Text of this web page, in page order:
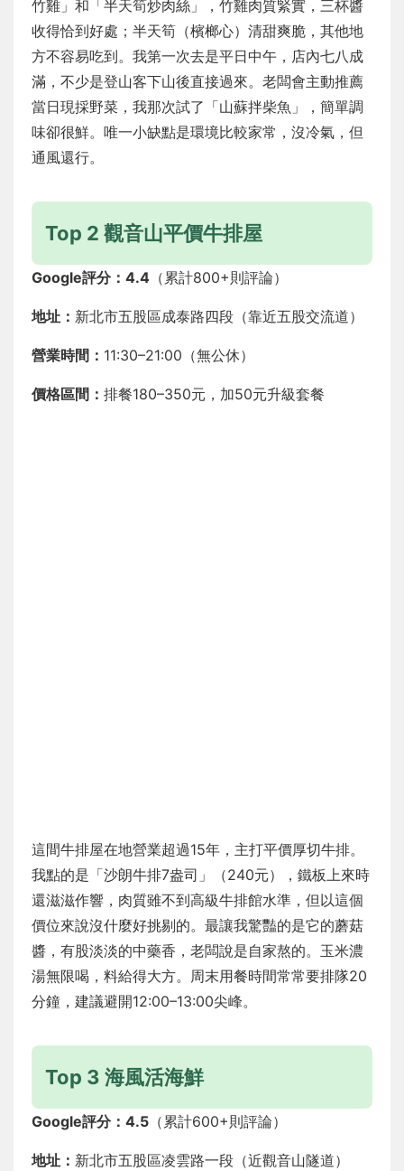
竹雞」和「半天筍炒肉絲」，竹雞肉質緊實，三杯醬
收得恰到好處；半天筍（檳榔心）清甜爽脆，其他地
方不容易吃到。我第一次去是平日中午，店內七八成
滿，不少是登山客下山後直接過來。老闆會主動推薦
當日現採野菜，我那次試了「山蘇拌柴魚」，簡單調
味卻很鮮。唯一小缺點是環境比較家常，沒冷氣，但
通風還行。
Top 2 觀音山平價牛排屋
Google評分：4.4 （累計800+則評論）
地址： 新北市五股區成泰路四段（靠近五股交流道）
營業時間： 11:30–21:00（無公休）
價格區間： 排餐180–350元，加50元升級套餐
這間牛排屋在地營業超過15年，主打平價厚切牛排。
我點的是「沙朗牛排7盎司」（240元），鐵板上來時
還滋滋作響，肉質雖不到高級牛排館水準，但以這個
價位來說沒什麼好挑剔的。最讓我驚豔的是它的蘑菇
醬，有股淡淡的中藥香，老闆說是自家熬的。玉米濃
湯無限喝，料給得大方。周末用餐時間常常要排隊20
分鐘，建議避開12:00–13:00尖峰。
Top 3 海風活海鮮
Google評分：4.5 （累計600+則評論）
地址： 新北市五股區凌雲路一段（近觀音山隧道）